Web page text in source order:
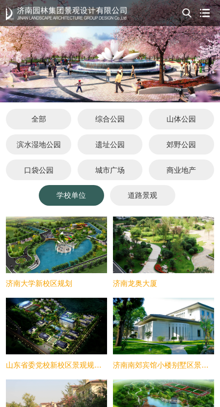
全部 综合公园 山体公园
滨水湿地公园 遗址公园 郊野公园
口袋公园 城市广场 商业地产
学校单位 道路景观
济南大学新校区规划 济南龙奥大厦
山东省委党校新校区景观规划设计 济南南郊宾馆小楼别墅区景观规划设计